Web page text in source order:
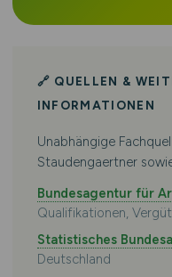
🔗 QUELLEN &
INFORMATIONEN
Unabhängige
Staudengaertner
Bundesagentur für
Qualifikationen,
Statistisches
Deutschland